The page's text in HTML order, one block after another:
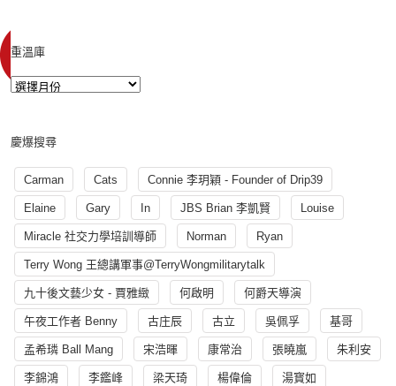
重溫庫
慶爆搜尋
Carman Cats Connie 李玥穎 - Founder of Drip39
Elaine Gary In JBS Brian 李凱賢 Louise
Miracle 社交力學培訓導師 Norman Ryan
Terry Wong 王總講軍事@TerryWongmilitarytalk
九十後文藝少女 - 賈雅緻 何啟明 何爵天導演
午夜工作者 Benny 古庄辰 古立 吳佩孚 基哥
孟希璘 Ball Mang 宋浩暉 康常治 張曉嵐 朱利安
李錦鴻 李鑑峰 梁天琦 楊偉倫 湯寳如